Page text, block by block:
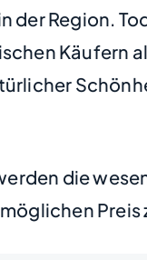
der Region.
Käufern
die